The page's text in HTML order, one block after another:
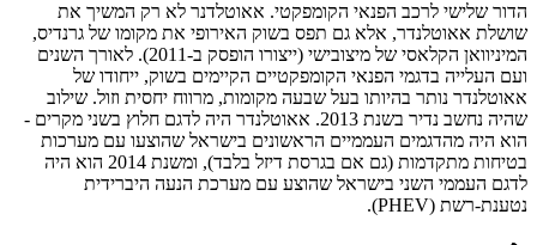
הדור שלישי לרכב הפנאי הקומפקטי. אאוטלדנר לא רק המשיך את
שושלת אאוטלנדר, אלא גם תפס בשוק האירופי את מקומו של גרנדיס,
המיניוואן הקלאסי של מיצובישי (ייצורו הופסק ב-2011). לאורך השנים
ועם העלייה בדגמי הפנאי הקומפקטיים הקיימים בשוק, ייחודו של
אאוטלנדר נותר בהיותו בעל שבעה מקומות, מרווח יחסית וזול. שילוב
שהיה נחשב נדיר בשנת 2013. אאוטלנדר היה לדגם חלוץ בשני מקרים -
הוא היה מהדגמים העממיים הראשונים בישראל שהוצעו עם מערכות
בטיחות מתקדמות (גם אם בגרסת דיזל בלבד), ומשנת 2014 הוא היה
לדגם העממי השני בישראל שהוצע עם מערכת הנעה היברידית
נטענת-רשת (PHEV).